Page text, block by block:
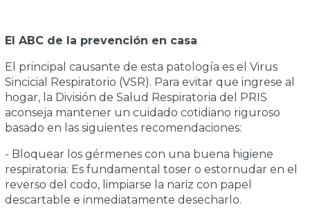
El ABC de la prevención en casa
El principal causante de esta patología es el Virus
Sincicial Respiratorio (VSR). Para evitar que ingrese al
hogar, la División de Salud Respiratoria del PRIS
aconseja mantener un cuidado cotidiano riguroso
basado en las siguientes recomendaciones:
- Bloquear los gérmenes con una buena higiene
respiratoria: Es fundamental toser o estornudar en el
reverso del codo, limpiarse la nariz con papel
descartable e inmediatamente desecharlo.